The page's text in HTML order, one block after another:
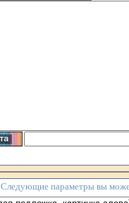
Следующие параметры вы